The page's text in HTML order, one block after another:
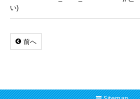
い)
前へ